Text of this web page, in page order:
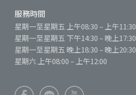
服務時間
星期一至星期五 上午08:30 – 上午11:30
星期一至星期五 下午14:30 – 晚上17:30
星期一至星期五 晚上18:30 – 晚上20:30
星期六 上午08:00 – 上午12:00